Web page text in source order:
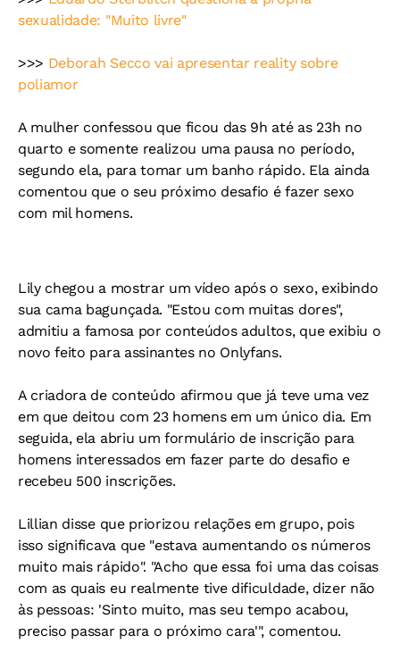
sexualidade: "Muito livre"
>>> Deborah Secco vai apresentar reality sobre
poliamor
A mulher confessou que ficou das 9h até as 23h no
quarto e somente realizou uma pausa no período,
segundo ela, para tomar um banho rápido. Ela ainda
comentou que o seu próximo desafio é fazer sexo
com mil homens.
Lily chegou a mostrar um vídeo após o sexo, exibindo
sua cama bagunçada. "Estou com muitas dores",
admitiu a famosa por conteúdos adultos, que exibiu o
novo feito para assinantes no Onlyfans.
A criadora de conteúdo afirmou que já teve uma vez
em que deitou com 23 homens em um único dia. Em
seguida, ela abriu um formulário de inscrição para
homens interessados em fazer parte do desafio e
recebeu 500 inscrições.
Lillian disse que priorizou relações em grupo, pois
isso significava que "estava aumentando os números
muito mais rápido". "Acho que essa foi uma das coisas
com as quais eu realmente tive dificuldade, dizer não
às pessoas: 'Sinto muito, mas seu tempo acabou,
preciso passar para o próximo cara'", comentou.